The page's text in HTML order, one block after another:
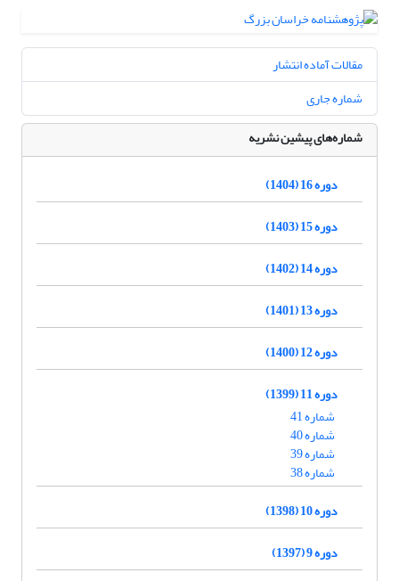
مقالات آماده انتشار
شماره جاری
شماره‌های پیشین نشریه
دوره 16 (1404)
دوره 15 (1403)
دوره 14 (1402)
دوره 13 (1401)
دوره 12 (1400)
دوره 11 (1399)
شماره 41
شماره 40
شماره 39
شماره 38
دوره 10 (1398)
دوره 9 (1397)